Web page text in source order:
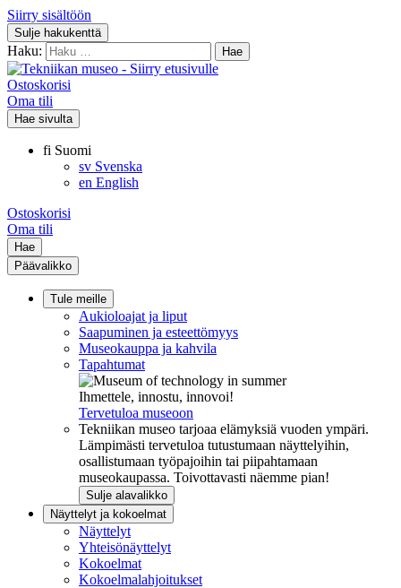
Siirry sisältöön
Sulje hakukenttä
Haku:
Ostoskorisi
Oma tili
Hae sivulta
fi Suomi
sv Svenska
en English
Ostoskorisi
Oma tili
Hae
Päävalikko
Tule meille
Aukioloajat ja liput
Saapuminen ja esteettömyys
Museokauppa ja kahvila
Tapahtumat
Ihmettele, innostu, innovoi!
Tervetuloa museoon
Tekniikan museo tarjoaa elämyksiä vuoden ympäri.
Lämpimästi tervetuloa tutustumaan näyttelyihin,
osallistumaan työpajoihin tai piipahtamaan
museokaupassa. Toivottavasti näemme pian!
Sulje alavalikko
Näyttelyt ja kokoelmat
Näyttelyt
Yhteisönäyttelyt
Kokoelmat
Kokoelmalahjoitukset